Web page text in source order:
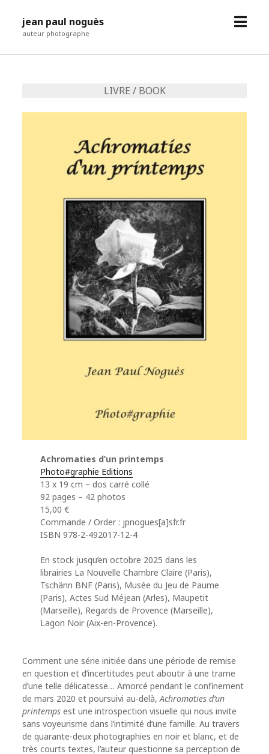
jean paul noguès
auteur photographe
open
LIVRE / BOOK
Achromaties d’un printemps
Photo#graphie Editions
13 x 19 cm – dos carré collé
92 pages – 42 photos
15,00 €
Commande / Order : jpnogues[a]sfr.fr
ISBN 978-2-492017-12-4
En stock jusqu’en octobre 2025 dans les
librairies La Nouvelle Chambre Claire (Paris),
Tschänn BNF (Paris), Musée du Jeu de Paume
(Paris), Actes Sud Méjean (Arles), Maupetit
(Marseille), Regards de Provence (Marseille),
Lagon Noir (Aix-en-Provence).
Comment une série initiée dans une période de remise
en question et d’incertitudes peut aboutir à une trame
d’une telle délicatesse… Amorcé pendant le confinement
de mars 2020 et poursuivi au-delà,Achromaties d’un
printemps est une introspection visuelle qui nous invite
sans voyeurisme dans l’intimité d’une famille. Au travers
de quarante-deux photographies en noir et blanc, et de
très courts textes, l’auteur questionne sa perception de